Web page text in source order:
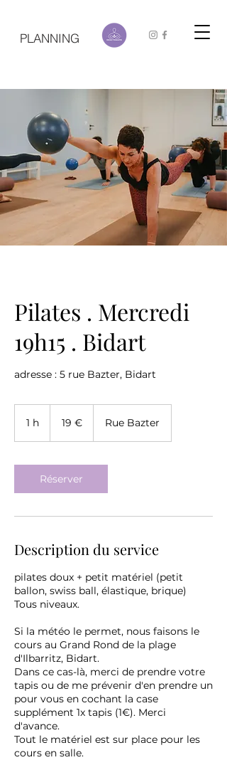
PLANNING
Pilates . Mercredi
19h15 . Bidart
adresse : 5 rue Bazter, Bidart
1 h 19 € Rue Bazter
Réserver
Description du service
pilates doux + petit matériel (petit
ballon, swiss ball, élastique, brique)
Tous niveaux.
Si la météo le permet, nous faisons le
cours au Grand Rond de la plage
d'Ilbarritz, Bidart.
Dans ce cas-là, merci de prendre votre
tapis ou de me prévenir d'en prendre un
pour vous en cochant la case
supplément 1x tapis (1€). Merci
d'avance.
Tout le matériel est sur place pour les
cours en salle.